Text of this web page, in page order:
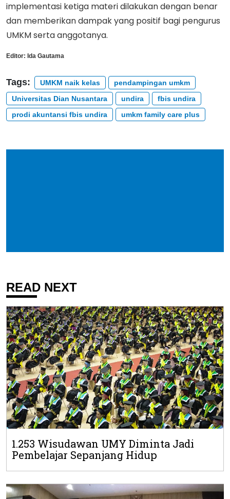
implementasi ketiga materi dilakukan dengan benar
dan memberikan dampak yang positif bagi pengurus
UMKM serta anggotanya.
Editor: Ida Gautama
Tags: UMKM naik kelas
pendampingan umkm
Universitas Dian Nusantara
undira
fbis undira
prodi akuntansi fbis undira
umkm family care plus
READ NEXT
1.253 Wisudawan UMY Diminta Jadi
Pembelajar Sepanjang Hidup